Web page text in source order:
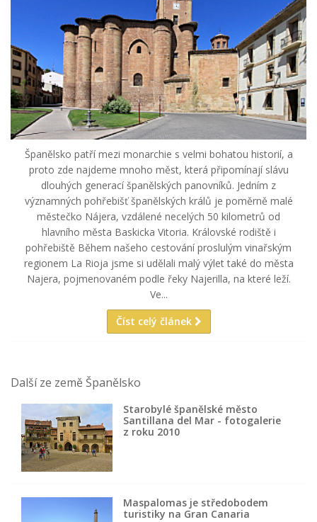
Španělsko patří mezi monarchie s velmi bohatou historií, a
proto zde najdeme mnoho měst, která připomínají slávu
dlouhých generací španělských panovníků. Jedním z
významných pohřebišť španělských králů je poměrně malé
městečko Nájera, vzdálené necelých 50 kilometrů od
hlavního města Baskicka Vitoria. Královské rodiště i
pohřebiště Během našeho cestování proslulým vinařským
regionem La Rioja jsme si udělali malý výlet také do města
Najera, pojmenovaném podle řeky Najerilla, na které leží.
Ve...
Číst celý článek
Další ze země Španělsko
Starobylé španělské město
Santillana del Mar - fotogalerie
z roku 2010
Maspalomas je středobodem
turistiky na Gran Canaria